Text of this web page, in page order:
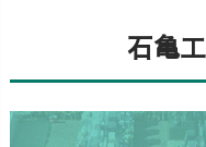
石亀